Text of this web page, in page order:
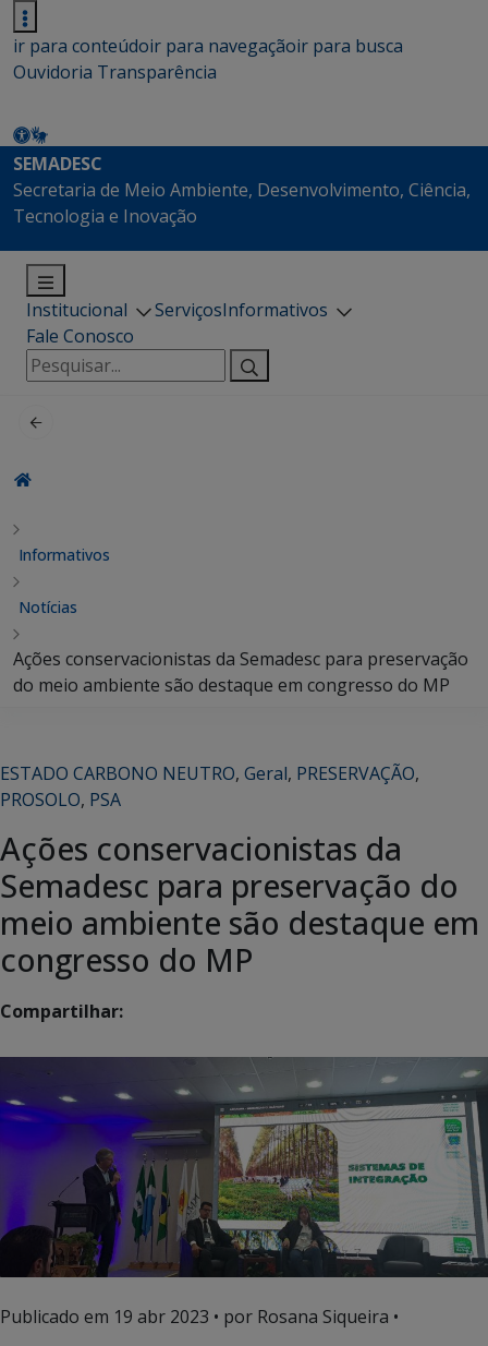
ir para conteúdoir para navegaçãoir para busca
Ouvidoria Transparência
SEMADESC
Secretaria de Meio Ambiente, Desenvolvimento, Ciência,
Tecnologia e Inovação
Institucional ServiçosInformativos
Fale Conosco
Pesquisar
por:
Informativos
Notícias
Ações conservacionistas da Semadesc para preservação
do meio ambiente são destaque em congresso do MP
ESTADO CARBONO NEUTRO, Geral, PRESERVAÇÃO,
PROSOLO, PSA
Ações conservacionistas da
Semadesc para preservação do
meio ambiente são destaque em
congresso do MP
Compartilhar:
Publicado em 19 abr 2023 • por Rosana Siqueira •